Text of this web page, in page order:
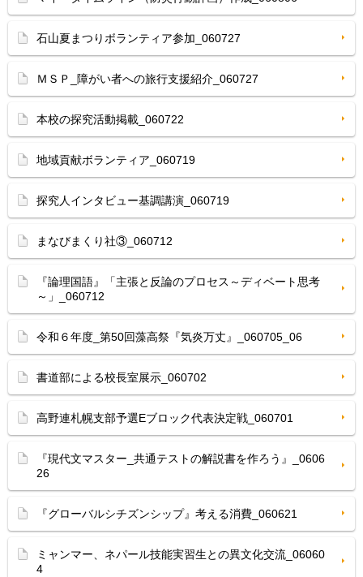
石山夏まつりボランティア参加_060727
ＭＳＰ_障がい者への旅行支援紹介_060727
本校の探究活動掲載_060722
地域貢献ボランティア_060719
探究人インタビュー基調講演_060719
まなびまくり社③_060712
『論理国語』「主張と反論のプロセス～ディベート思考
～」_060712
令和６年度_第50回藻高祭『気炎万丈』_060705_06
書道部による校長室展示_060702
高野連札幌支部予選Eブロック代表決定戦_060701
『現代文マスター_共通テストの解説書を作ろう』_0606
26
『グローバルシチズンシップ』考える消費_060621
ミャンマー、ネパール技能実習生との異文化交流_06060
4